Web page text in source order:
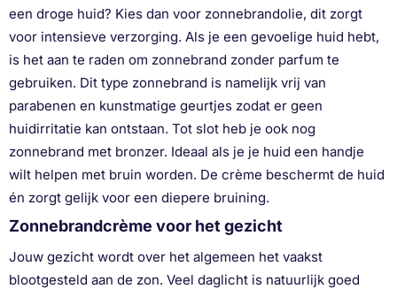
een droge huid? Kies dan voor zonnebrandolie, dit zorgt
voor intensieve verzorging. Als je een gevoelige huid hebt,
is het aan te raden om zonnebrand zonder parfum te
gebruiken. Dit type zonnebrand is namelijk vrij van
parabenen en kunstmatige geurtjes zodat er geen
huidirritatie kan ontstaan. Tot slot heb je ook nog
zonnebrand met bronzer. Ideaal als je je huid een handje
wilt helpen met bruin worden. De crème beschermt de huid
én zorgt gelijk voor een diepere bruining.
Zonnebrandcrème voor het gezicht
Jouw gezicht wordt over het algemeen het vaakst
blootgesteld aan de zon. Veel daglicht is natuurlijk goed